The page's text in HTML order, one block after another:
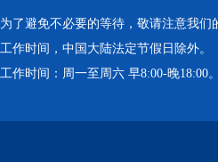
为了避免不必要的等待，敬请注意我们
工作时间，中国大陆法定节假日除外。
工作时间：周一至周六 早8:00-晚18:00